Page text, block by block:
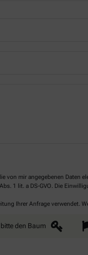
von mir angegebenen Daten
1 lit. a DS-GVO. Die
Ihrer Anfrage verwendet.
den Baum